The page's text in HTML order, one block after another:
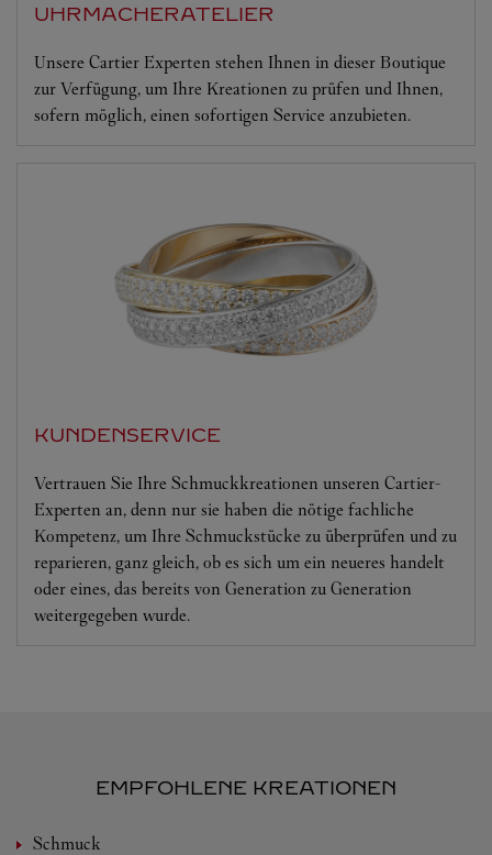
UHRMACHERATELIER
Unsere Cartier Experten stehen Ihnen in dieser Boutique
zur Verfügung, um Ihre Kreationen zu prüfen und Ihnen,
sofern möglich, einen sofortigen Service anzubieten.
KUNDENSERVICE
Vertrauen Sie Ihre Schmuckkreationen unseren Cartier-
Experten an, denn nur sie haben die nötige fachliche
Kompetenz, um Ihre Schmuckstücke zu überprüfen und zu
reparieren, ganz gleich, ob es sich um ein neueres handelt
oder eines, das bereits von Generation zu Generation
weitergegeben wurde.
EMPFOHLENE KREATIONEN
Schmuck